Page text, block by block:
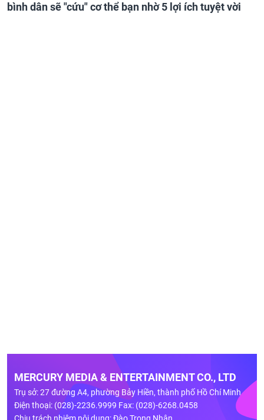
bình dân sẽ "cứu" cơ thể bạn nhờ 5 lợi ích tuyệt vời
MERCURY MEDIA & ENTERTAINMENT CO., LTD
Trụ sở: 27 đường A4, phường Bảy Hiền, thành phố Hồ Chí Minh
Điện thoại: (028)-2236.9999 Fax: (028)-6268.0458
Chịu trách nhiệm nội dung: Đào Trọng Nhân